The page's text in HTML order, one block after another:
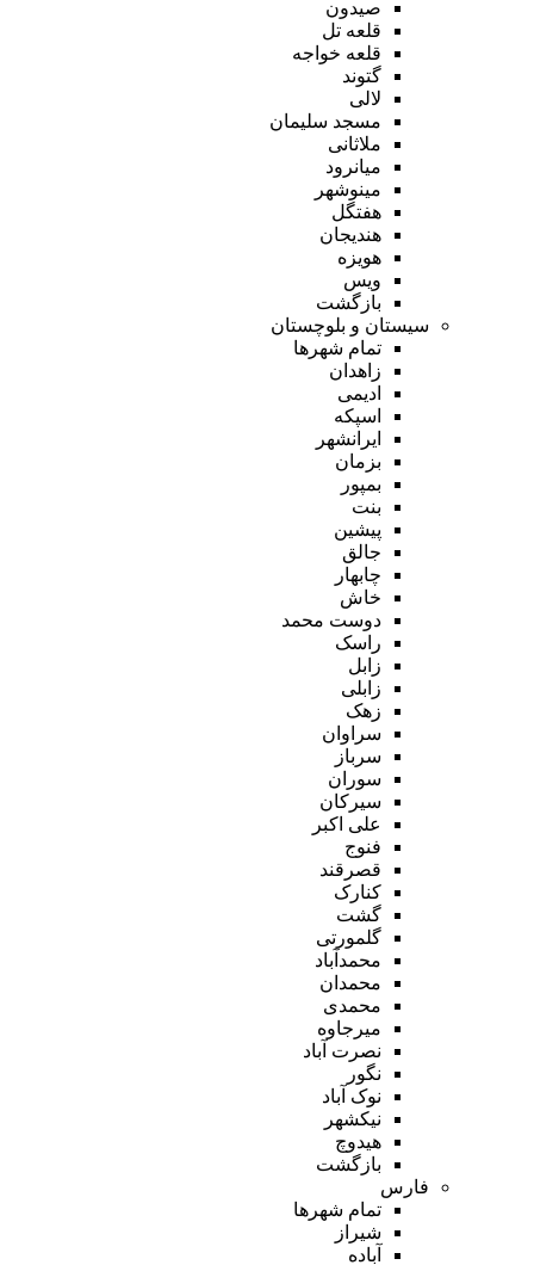
صیدون
قلعه تل
قلعه خواجه
گتوند
لالی
مسجد سلیمان
ملاثانی
میانرود
مینوشهر
هفتگل
هندیجان
هویزه
ویس
بازگشت
سیستان و بلوچستان
تمام شهر‌ها
زاهدان
ادیمی
اسپکه
ایرانشهر
بزمان
بمپور
بنت
پیشین
جالق
چابهار
خاش
دوست محمد
راسک
زابل
زابلی
زهک
سراوان
سرباز
سوران
سیرکان
علی اکبر
فنوج
قصرقند
کنارک
گشت
گلمورتی
محمدآباد
محمدان
محمدی
میرجاوه
نصرت آباد
نگور
نوک آباد
نیکشهر
هیدوچ
بازگشت
فارس
تمام شهر‌ها
شیراز
آباده